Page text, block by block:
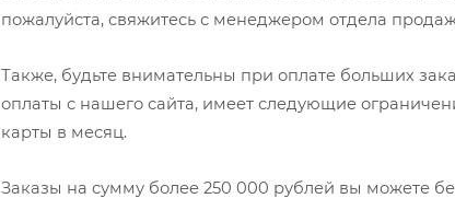
пожалуйста, свяжитесь с менеджером отдела
Также, будьте внимательны при оплате больших
оплаты с нашего сайта, имеет следующие
карты в месяц.
Заказы на сумму более 250 000 рублей вы можете